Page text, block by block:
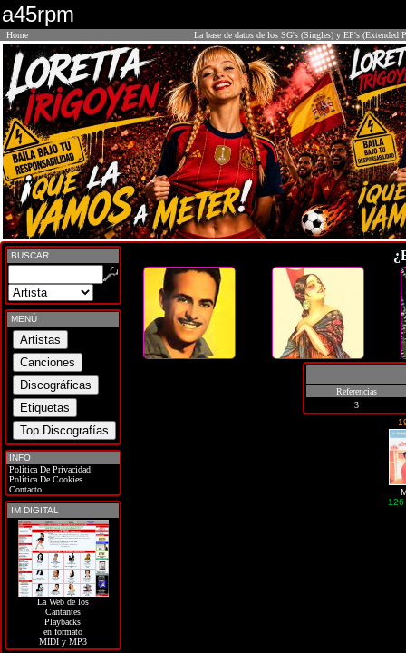
a45rpm
Home La base de datos de los SG's (Singles) y EP's (Extended
BUSCAR
MENÚ
INFO
Política De Privacidad
Política De Cookies
Contacto
IM DIGITAL
La Web de los
Cantantes
Playbacks
en formato
MIDI y MP3
Referencias
3
126